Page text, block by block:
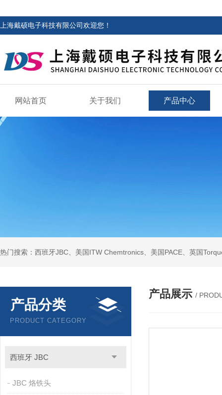
上海戴硕电子科技有限公司欢迎您！
网站首页 关于我们 产品中心
产品分类
PRODUCT CATEGORY
西班牙 JBC
JBC 烙铁头
产品展示 /